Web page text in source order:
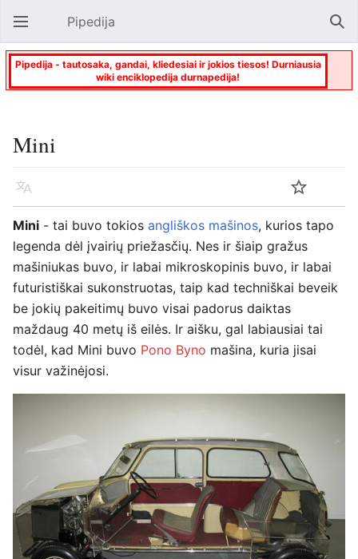
Atverti pagrindinį meniu Pipedija
Pipedija - tautosaka, gandai, kliedesiai ir jokios tiesos! Durniausia
wiki enciklopedija durnapedija!
Mini
Kalba Stebėti
Mini - tai buvo tokios angliškos mašinos, kurios tapo
legenda dėl įvairių priežasčių. Nes ir šiaip gražus
mašiniukas buvo, ir labai mikroskopinis buvo, ir labai
futuristiškai sukonstruotas, taip kad techniškai beveik
be jokių pakeitimų buvo visai padorus daiktas
maždaug 40 metų iš eilės. Ir aišku, gal labiausiai tai
todėl, kad Mini buvo Pono Byno mašina, kuria jisai
visur važinėjosi.